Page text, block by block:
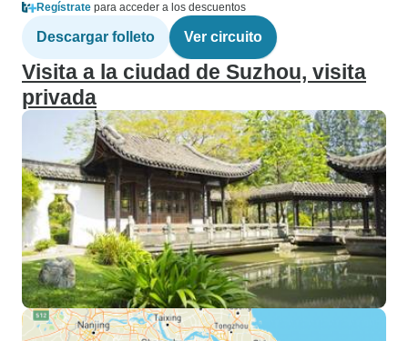
Regístrate para acceder a los descuentos
Descargar folleto Ver circuito
Visita a la ciudad de Suzhou, visita
privada